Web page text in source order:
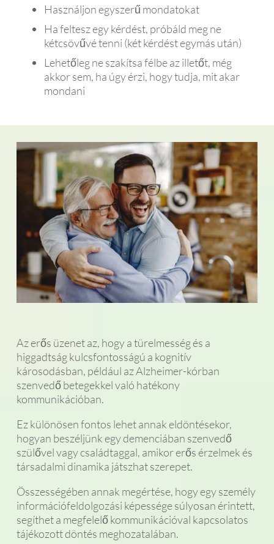
Használjon egyszerű mondatokat
Ha feltesz egy kérdést, próbáld meg ne
kétcsövűvé tenni (két kérdést egymás után)
Lehetőleg ne szakítsa félbe az illetőt, még
akkor sem, ha úgy érzi, hogy tudja, mit akar
mondani
Az erős üzenet az, hogy a türelmesség és a
higgadtság kulcsfontosságú a kognitív
károsodásban, például az Alzheimer-kórban
szenvedő betegekkel való hatékony
kommunikációban.
Ez különösen fontos lehet annak eldöntésekor,
hogyan beszéljünk egy demenciában szenvedő
szülővel vagy családtaggal, amikor erős érzelmek és
társadalmi dinamika játszhat szerepet.
Összességében annak megértése, hogy egy személy
információfeldolgozási képessége súlyosan érintett,
segíthet a megfelelő kommunikációval kapcsolatos
tájékozott döntés meghozatalában.